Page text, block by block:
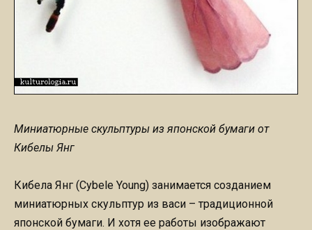
Миниатюрные скульптуры из японской бумаги от
Кибелы Янг
Кибела Янг (Cybele Young) занимается созданием
миниатюрных скульптур из васи – традиционной
японской бумаги. И хотя ее работы изображают